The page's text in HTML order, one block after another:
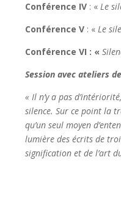
Conférence IV : «Le
Conférence V : « Le
Conférence VI : «
Session avec
« Il n’y a pas
silence. Sur ce point la
qu’un seul moyen
lumière des écrits de
signification et de l’art